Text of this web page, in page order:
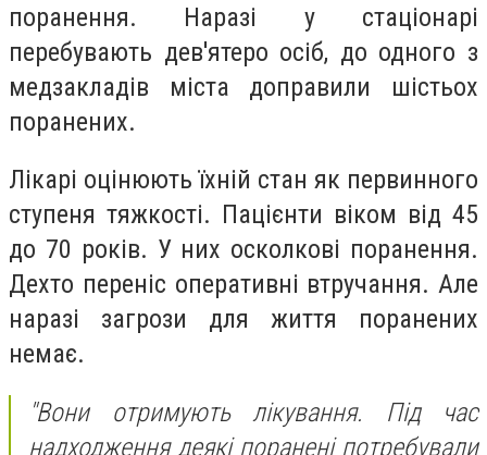
поранення. Наразі у стаціонарі
перебувають дев'ятеро осіб, до одного з
медзакладів міста доправили шістьох
поранених.
Лікарі оцінюють їхній стан як первинного
ступеня тяжкості. Пацієнти віком від 45
до 70 років. У них осколкові поранення.
Дехто переніс оперативні втручання. Але
наразі загрози для життя поранених
немає.
"Вони отримують лікування. Під час
надходження деякі поранені потребували